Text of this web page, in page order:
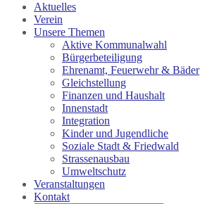
Aktuelles
Verein
Unsere Themen
Aktive Kommunalwahl
Bürgerbeteiligung
Ehrenamt, Feuerwehr & Bäder
Gleichstellung
Finanzen und Haushalt
Innenstadt
Integration
Kinder und Jugendliche
Soziale Stadt & Friedwald
Strassenausbau
Umweltschutz
Veranstaltungen
Kontakt